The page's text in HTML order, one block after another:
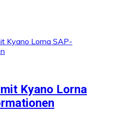
Kyano Lorna